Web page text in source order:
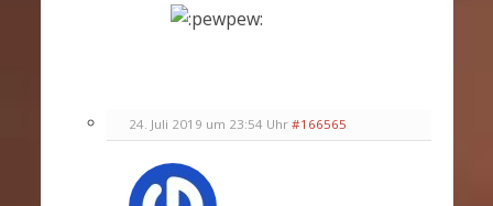
24. Juli 2019 um 23:54 Uhr #166565